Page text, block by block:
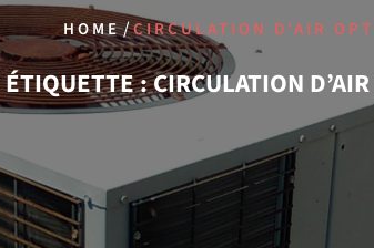
HOME/CIRCULATION D’AIR
ÉTIQUETTE :CIRCULATION